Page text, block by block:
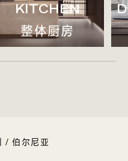
KITCHEN
整体厨房
/ 伯尔尼亚